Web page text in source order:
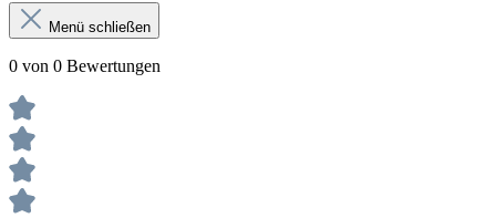
Menü schließen
0 von 0 Bewertungen